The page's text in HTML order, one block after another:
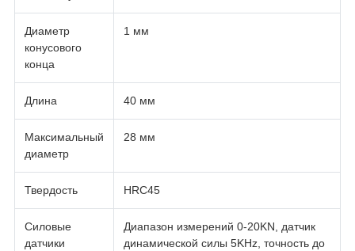
Диаметр
конусового
конца
1 мм
Длина 40 мм
Максимальный
диаметр
28 мм
Твердость HRC45
Силовые
датчики
Диапазон измерений 0-20KN, датчик
динамической силы 5KHz, точность до